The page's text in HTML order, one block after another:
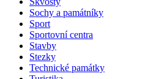
Sochy a památníky
Sport
Sportovní centra
Stavby
Stezky
Technické památky